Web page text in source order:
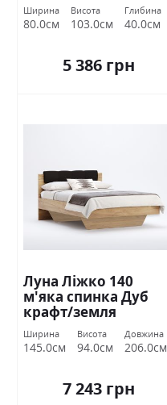
Ширина
80.0см
Висота
103.0см
Глибина
40.0см
5 386 грн
Луна Ліжко 140
м'яка спинка Дуб
крафт/земля
Міромарк
Ширина
145.0см
Висота
94.0см
Довжина
206.0см
7 243 грн